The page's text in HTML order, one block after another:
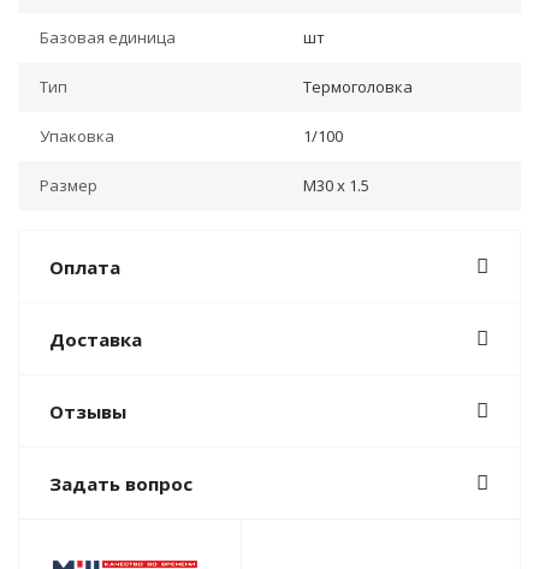
Базовая единица шт
Тип Термоголовка
Упаковка 1/100
Размер М30 х 1.5
Оплата
Доставка
Отзывы
Задать вопрос